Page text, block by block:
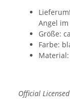
Angel
Größe:
Farbe:
Official